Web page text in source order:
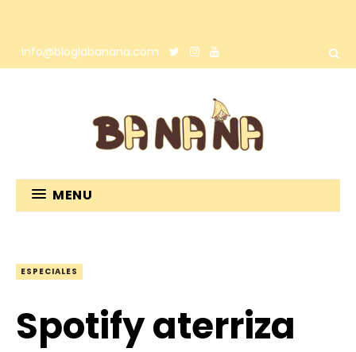
info@bloglabanana.com
MENU
ESPECIALES
Spotify aterriza